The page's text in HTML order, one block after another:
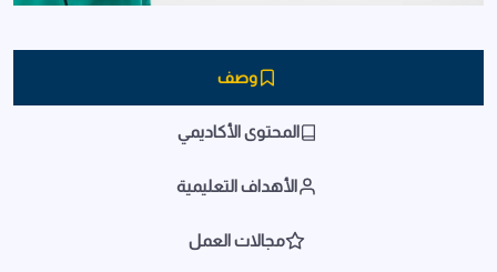
وصف
المحتوى الأكاديمي
الأهداف التعليمية
مجالات العمل